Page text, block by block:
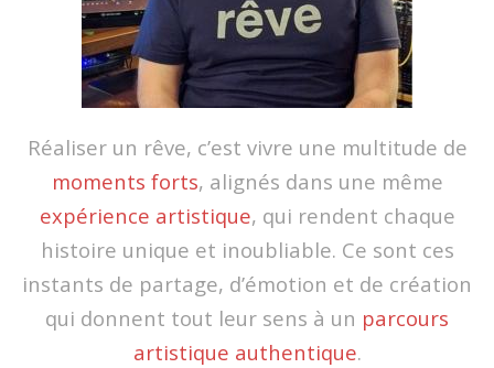
Réaliser un rêve, c’est vivre une multitude de
moments forts, alignés dans une même
expérience artistique, qui rendent chaque
histoire unique et inoubliable. Ce sont ces
instants de partage, d’émotion et de création
qui donnent tout leur sens à un parcours
artistique authentique.